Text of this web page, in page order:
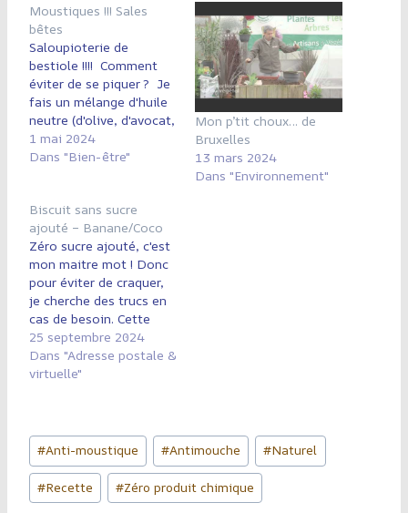
Moustiques !!! Sales
bêtes
Saloupioterie de
bestiole !!!! Comment
éviter de se piquer ? Je
fais un mélange d'huile
neutre (d'olive, d'avocat,
de chanvre, macadamia,
pépins de courge,
citronnelle de Java
ou/et du Géranium
Rosat ou/et de
l'eucalyptus citronné. Le
mieux c'est de le
mettre…
1 mai 2024
Dans "Bien-être"
Mon p’tit choux… de
Bruxelles
13 mars 2024
Dans "Environnement"
Biscuit sans sucre
ajouté – Banane/Coco
Zéro sucre ajouté, c'est
mon maitre mot ! Donc
pour éviter de craquer,
je cherche des trucs en
cas de besoin. Cette
recette est aussi en
zéro gluten. Elle est
simple comme bonjour !
coco râpée et…
25 septembre 2024
Dans "Adresse postale &
virtuelle"
Étiquettes
de
la
#Anti-moustique #Antimouche #Naturel
#Recette #Zéro produit chimique